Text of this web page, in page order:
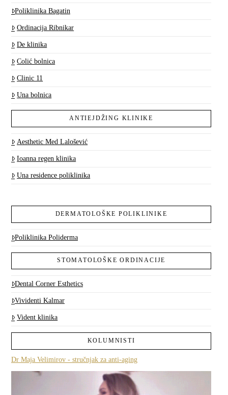
Poliklinika Bagatin
Ordinacija Ribnikar
De klinika
Colić bolnica
Clinic 11
Una bolnica
ANTIEJDŽING KLINIKE
Aesthetic Med Lalošević
Ioanna regen klinika
Una residence poliklinika
DERMATOLOŠKE POLIKLINIKE
Poliklinika Poliderma
STOMATOLOŠKE ORDINACIJE
Dental Corner Esthetics
Vividenti Kalmar
Vident klinika
KOLUMNISTI
Dr Maja Velimirov - stručnjak za anti-aging